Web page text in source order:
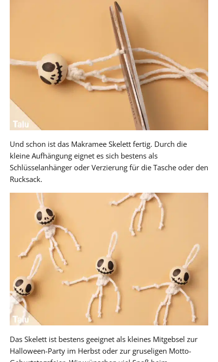
Und schon ist das Makramee Skelett fertig. Durch die
kleine Aufhängung eignet es sich bestens als
Schlüsselanhänger oder Verzierung für die Tasche oder den
Rucksack.
Das Skelett ist bestens geeignet als kleines Mitgebsel zur
Halloween-Party im Herbst oder zur gruseligen Motto-